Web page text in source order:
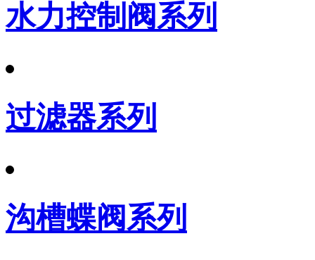
水力控制阀系列
过滤器系列
沟槽蝶阀系列